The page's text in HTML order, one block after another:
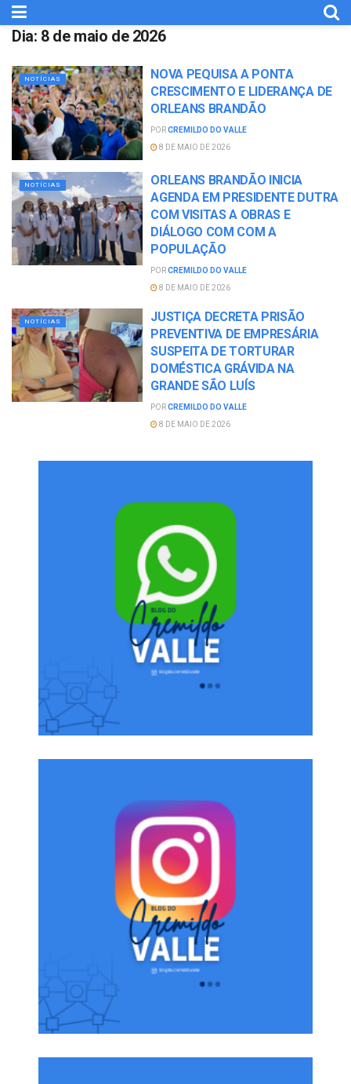
Dia: 8 de maio de 2026
NOTÍCIAS
NOVA PEQUISA A PONTA
CRESCIMENTO E LIDERANÇA DE
ORLEANS BRANDÃO
PORCREMILDO DO VALLE
8 DE MAIO DE 2026
NOTÍCIAS
ORLEANS BRANDÃO INICIA
AGENDA EM PRESIDENTE DUTRA
COM VISITAS A OBRAS E
DIÁLOGO COM COM A
POPULAÇÃO
PORCREMILDO DO VALLE
8 DE MAIO DE 2026
NOTÍCIAS
JUSTIÇA DECRETA PRISÃO
PREVENTIVA DE EMPRESÁRIA
SUSPEITA DE TORTURAR
DOMÉSTICA GRÁVIDA NA
GRANDE SÃO LUÍS
PORCREMILDO DO VALLE
8 DE MAIO DE 2026